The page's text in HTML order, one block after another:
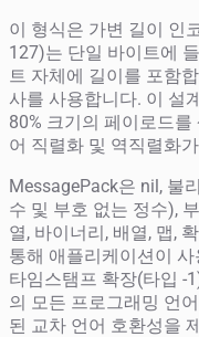
이 형식은 가변 길이 인
127)는 단일 바이트에
트 자체에 길이를 포함
사를 사용합니다. 이 설
80% 크기의 페이로드
어 직렬화 및 역직렬화
MessagePack은 nil, 불
수 및 부호 없는 정수),
열, 바이너리, 배열, 맵,
통해 애플리케이션이
타임스탬프 확장(타입 -
의 모든 프로그래밍 언
된 교차 언어 호환성을